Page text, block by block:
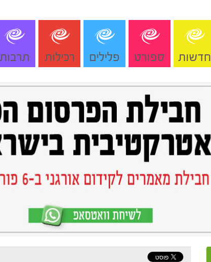
חדשות ספורט פלילים רכילות תרבות